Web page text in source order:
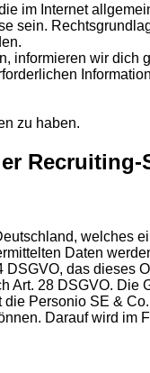
im Internet
sein.
informieren wir
zu haben.
Recruiting-
welches
Daten
das dieses
28 DSGVO.
Personio SE &
Darauf wird im